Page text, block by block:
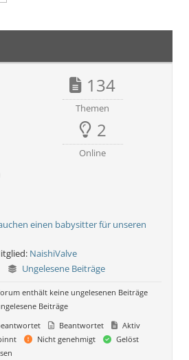
134
Themen
2
Online
einen babysitter für unseren
NaishiValve
Ungelesene Beiträge
enthält keine ungelesenen Beiträge
Beiträge
Beantwortet
Aktiv
Nicht genehmigt
Gelöst